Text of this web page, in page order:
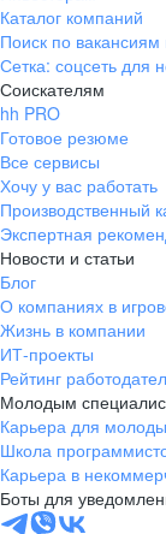
Каталог компаний
Поиск по вакансиям
Сетка: соцсеть для
Соискателям
hh PRO
Готовое резюме
Все сервисы
Хочу у вас работать
Производственный
Экспертная
Новости и статьи
Блог
О компаниях в
Жизнь в компании
ИТ-проекты
Рейтинг
Молодым
Карьера для
Школа
Карьера в
Боты для